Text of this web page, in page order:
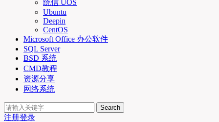
统信 UOS
Ubuntu
Deepin
CentOS
Microsoft Office 办公软件
SQL Server
BSD 系统
CMD教程
资源分享
网络系统
Search
注册登录